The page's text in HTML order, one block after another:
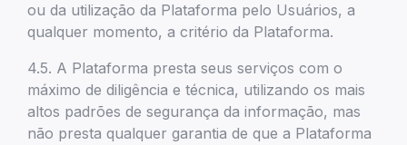
ou da utilização da Plataforma pelo Usuários, a
qualquer momento, a critério da Plataforma.
4.5. A Plataforma presta seus serviços com o
máximo de diligência e técnica, utilizando os mais
altos padrões de segurança da informação, mas
não presta qualquer garantia de que a Plataforma